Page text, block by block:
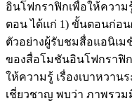
อินโฟกราฟิกเพื่อให้ความ
ตอน ได้แก่ 1) ขั้นตอนก่อน
ตัวอย่างผู้รับชมสื่อแอนิเม
ของสื่อโมชันอินโฟกราฟิก
ให้ความรู้ เรื่องเบาหวาน
เชี่ยวชาญ พบว่า ภาพรวมมี